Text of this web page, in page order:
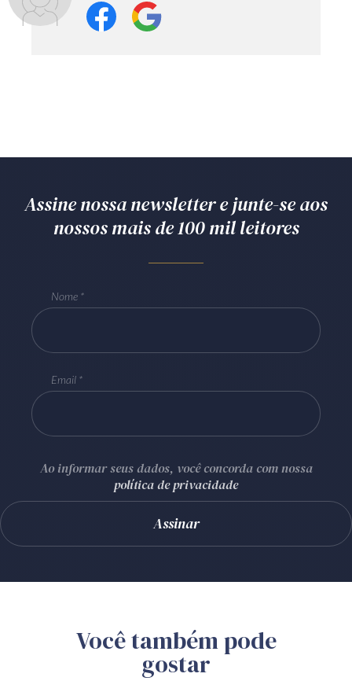
Assine nossa newsletter e junte-se aos
nossos mais de 100 mil leitores
Nome
Email
Ao informar seus dados, você concorda com nossa
política de privacidade
Você também pode
gostar